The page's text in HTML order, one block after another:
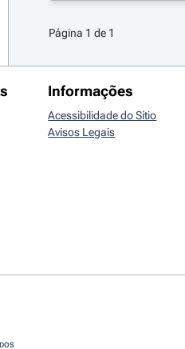
Página 1 de 1
Informações
Acessibilidade do Sítio
Avisos Legais